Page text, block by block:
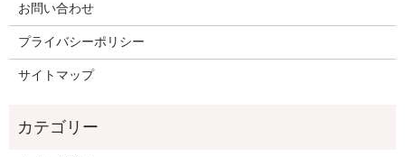
お問い合わせ
プライバシーポリシー
サイトマップ